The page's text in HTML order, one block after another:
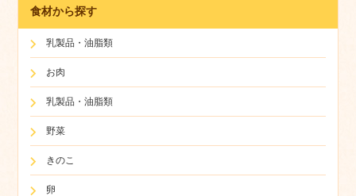
食材から探す
乳製品・油脂類
お肉
乳製品・油脂類
野菜
きのこ
卵